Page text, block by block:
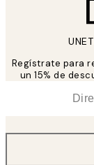
Regístrate para
un 15% de